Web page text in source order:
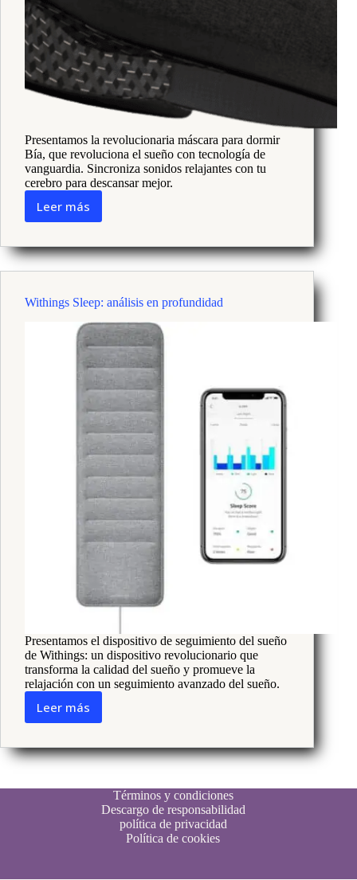
Presentamos la revolucionaria máscara para dormir
Bía, que revoluciona el sueño con tecnología de
vanguardia. Sincroniza sonidos relajantes con tu
cerebro para descansar mejor.
Leer más
Reseña
la
máscara
para
inteligente
Bía
Withings Sleep: análisis en profundidad
Presentamos el dispositivo de seguimiento del sueño
de Withings: un dispositivo revolucionario que
transforma la calidad del sueño y promueve la
relajación con un seguimiento avanzado del sueño.
Leer más
Withings
análisis
en
Términos y condiciones
Descargo de responsabilidad
política de privacidad
Política de cookies